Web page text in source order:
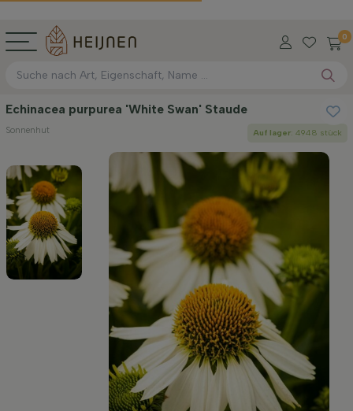
0
Echinacea purpurea 'White Swan' Staude
Sonnenhut Auf lager: 4948 stück